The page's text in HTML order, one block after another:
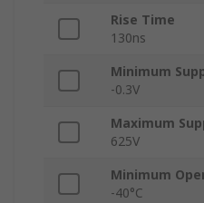
Rise Time
130ns
Minimum
-0.3V
Maximum
625V
Minimum
-40°C